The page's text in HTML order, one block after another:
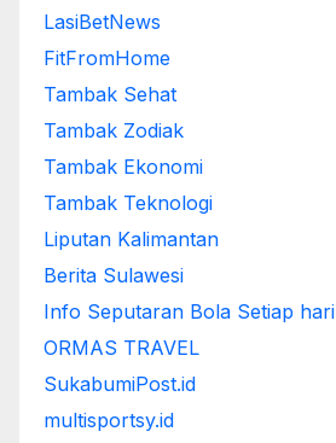
LasiBetNews
FitFromHome
Tambak Sehat
Tambak Zodiak
Tambak Ekonomi
Tambak Teknologi
Liputan Kalimantan
Berita Sulawesi
Info Seputaran Bola Setiap hari
ORMAS TRAVEL
SukabumiPost.id
multisportsy.id